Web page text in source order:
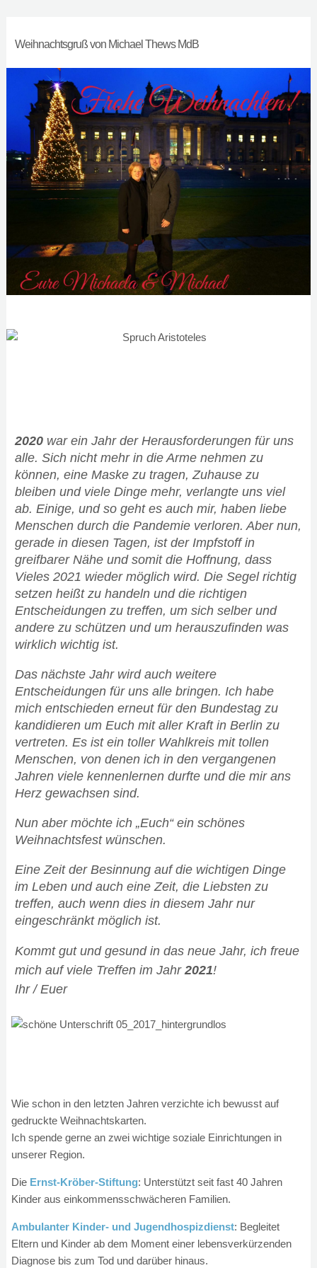
Weihnachtsgruß von Michael Thews MdB
2020 war ein Jahr der Herausforderungen für uns
alle. Sich nicht mehr in die Arme nehmen zu
können, eine Maske zu tragen, Zuhause zu
bleiben und viele Dinge mehr, verlangte uns viel
ab. Einige, und so geht es auch mir, haben liebe
Menschen durch die Pandemie verloren. Aber nun,
gerade in diesen Tagen, ist der Impfstoff in
greifbarer Nähe und somit die Hoffnung, dass
Vieles 2021 wieder möglich wird. Die Segel richtig
setzen heißt zu handeln und die richtigen
Entscheidungen zu treffen, um sich selber und
andere zu schützen und um herauszufinden was
wirklich wichtig ist.
Das nächste Jahr wird auch weitere
Entscheidungen für uns alle bringen. Ich habe
mich entschieden erneut für den Bundestag zu
kandidieren um Euch mit aller Kraft in Berlin zu
vertreten. Es ist ein toller Wahlkreis mit tollen
Menschen, von denen ich in den vergangenen
Jahren viele kennenlernen durfte und die mir ans
Herz gewachsen sind.
Nun aber möchte ich „Euch“ ein schönes
Weihnachtsfest wünschen.
Eine Zeit der Besinnung auf die wichtigen Dinge
im Leben und auch eine Zeit, die Liebsten zu
treffen, auch wenn dies in diesem Jahr nur
eingeschränkt möglich ist.
Kommt gut und gesund in das neue Jahr, ich freue
mich auf viele Treffen im Jahr2021!
Ihr / Euer
Wie schon in den letzten Jahren verzichte ich bewusst auf
gedruckte Weihnachtskarten.
Ich spende gerne an zwei wichtige soziale Einrichtungen in
unserer Region.
Die Ernst-Kröber-Stiftung: Unterstützt seit fast 40 Jahren
Kinder aus einkommensschwächeren Familien.
Ambulanter Kinder- und Jugendhospizdienst: Begleitet
Eltern und Kinder ab dem Moment einer lebensverkürzenden
Diagnose bis zum Tod und darüber hinaus.